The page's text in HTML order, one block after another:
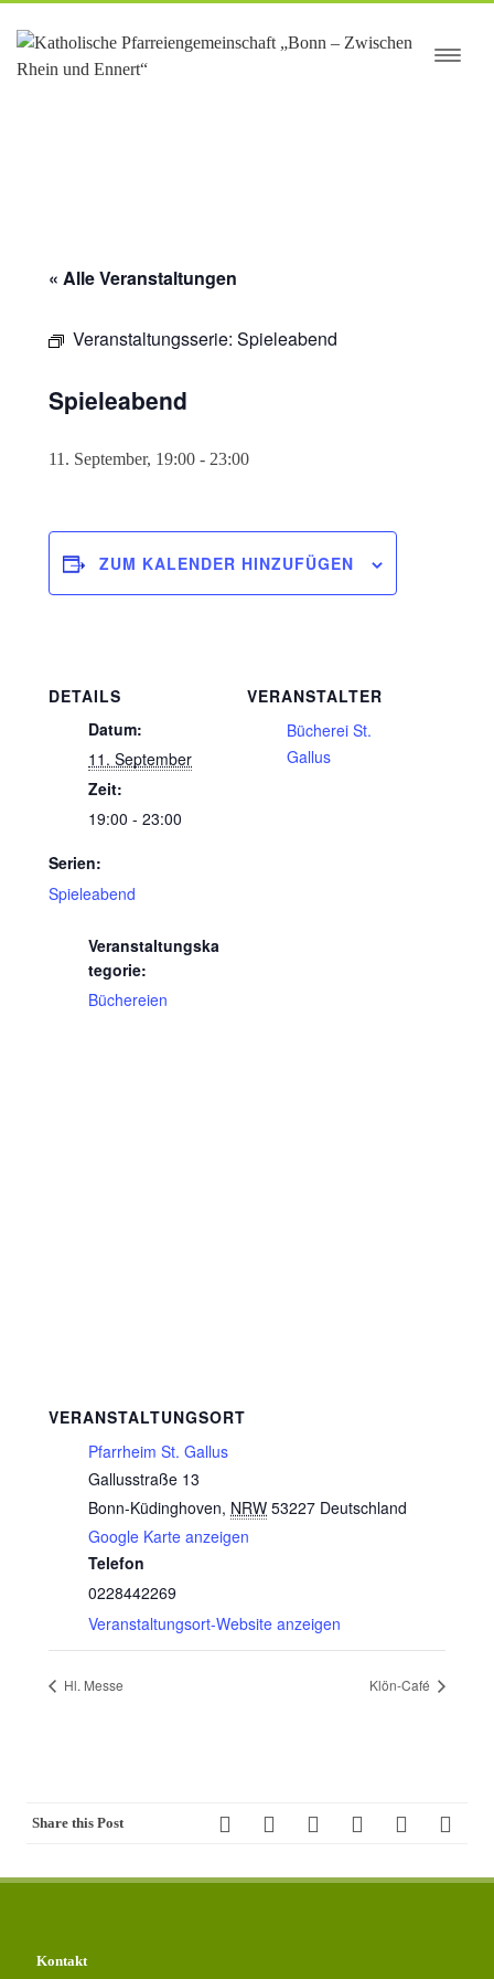
springen
« Alle Veranstaltungen
Veranstaltungsserie: Spieleabend
Spieleabend
11. September, 19:00 - 23:00
ZUM KALENDER HINZUFÜGEN
DETAILS
Datum:
11. September
Zeit:
19:00 - 23:00
Serien:
Spieleabend
Veranstaltungska
tegorie:
Büchereien
VERANSTALTER
Bücherei St.
Gallus
VERANSTALTUNGSORT
Pfarrheim St. Gallus
Gallusstraße 13
Bonn-Küdinghoven, NRW 53227 Deutschland
Google Karte anzeigen
Telefon
0228442269
Veranstaltungsort-Website anzeigen
Hl. Messe Klön-Café
Share this Post
Kontakt